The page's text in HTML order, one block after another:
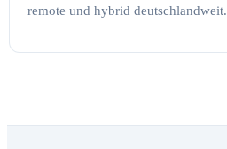
remote und hybrid deutschlandweit.